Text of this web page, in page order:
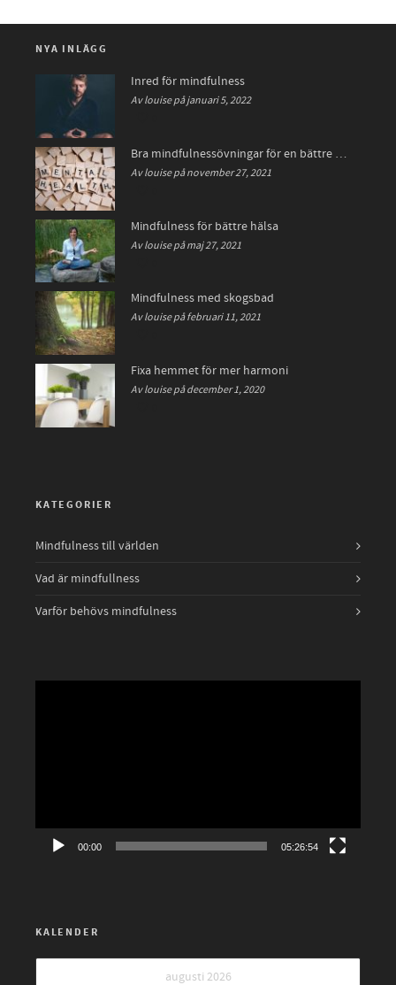
NYA INLÄGG
Inred för mindfulness
Av louise på januari 5, 2022
Bra mindfulnessövningar för en bättre hälsa
Av louise på november 27, 2021
Mindfulness för bättre hälsa
Av louise på maj 27, 2021
Mindfulness med skogsbad
Av louise på februari 11, 2021
Fixa hemmet för mer harmoni
Av louise på december 1, 2020
KATEGORIER
Mindfulness till världen
Vad är mindfullness
Varför behövs mindfulness
00:00 05:26:54
KALENDER
augusti 2026